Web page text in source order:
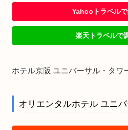
Yahooトラベル
楽天トラベルで
ホテル京阪 ユニバーサル・タワ
オリエンタルホテル ユニ